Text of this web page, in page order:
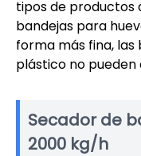
tipos de productos
bandejas para
forma más fina, las
plástico no pueden
Secador de
2000 kg/h